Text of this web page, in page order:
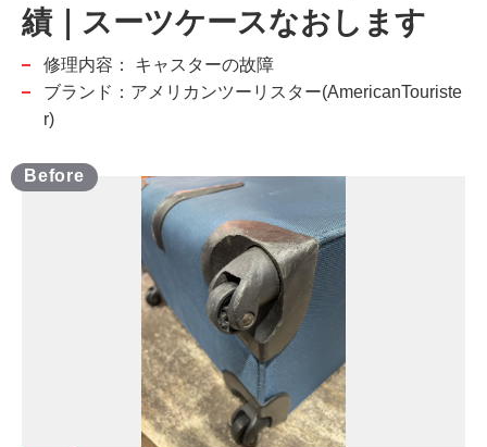
績｜スーツケースなおします
修理内容：
キャスターの故障
ブランド：アメリカンツーリスター(AmericanTouriste
r)